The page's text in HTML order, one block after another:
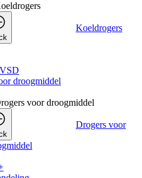
Koeldrogers
droogmiddel
voor droogmiddel
Drogers voor